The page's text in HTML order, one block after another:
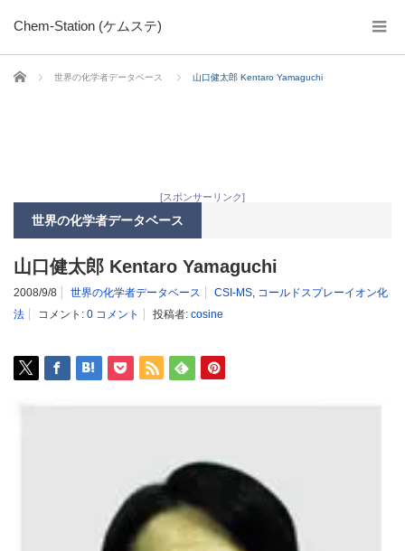
Chem-Station (ケムステ)
ホーム 世界の化学者データベース 山口健太郎 Kentaro Yamaguchi
[スポンサーリンク]
世界の化学者データベース
山口健太郎 Kentaro Yamaguchi
2008/9/8 世界の化学者データベース CSI-MS, コールドスプレーイオン化
法
コメント: 0 コメント 投稿者: cosine